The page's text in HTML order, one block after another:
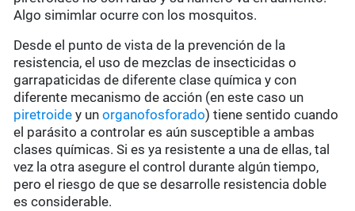
Algo simimlar ocurre con los mosquitos.
Desde el punto de vista de la prevención de la
resistencia, el uso de mezclas de insecticidas o
garrapaticidas de diferente clase química y con
diferente mecanismo de acción (en este caso un
piretroide y unorganofosforado) tiene sentido cuando
el parásito a controlar es aún susceptible a ambas
clases químicas. Si es ya resistente a una de ellas, tal
vez la otra asegure el control durante algún tiempo,
pero el riesgo de que se desarrolle resistencia doble
es considerable.